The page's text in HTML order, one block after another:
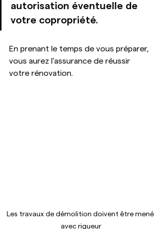
autorisation éventuelle de
votre copropriété.
En prenant le temps de vous préparer,
vous aurez l’assurance de réussir
votre rénovation.
Les travaux de démolition doivent être mené
avec rigueur